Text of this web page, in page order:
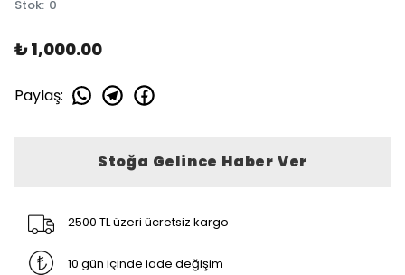
Stok: 0
₺ 1,000.00
Paylaş:
Stoğa Gelince Haber Ver
2500 TL üzeri ücretsiz kargo
10 gün içinde iade değişim